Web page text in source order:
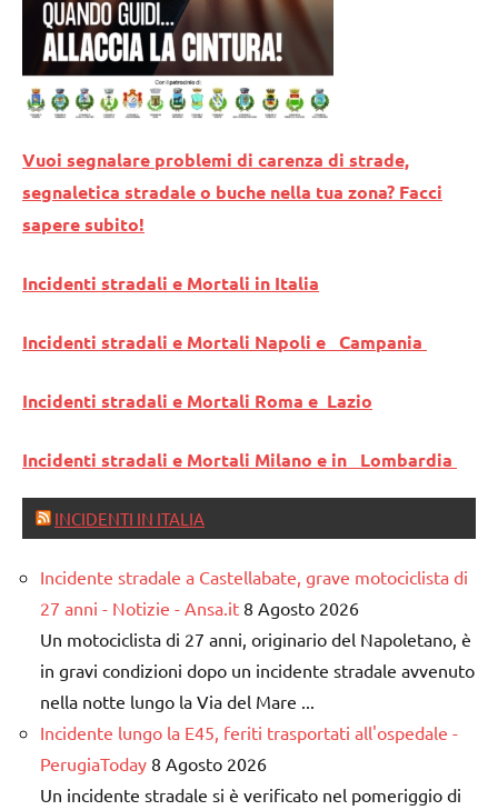
Vuoi segnalare problemi di carenza di strade,
segnaletica stradale o buche nella tua zona? Facci
sapere subito!
Incidenti stradali e Mortali in Italia
Incidenti stradali e Mortali Napoli e Campania
Incidenti stradali e Mortali Roma e Lazio
Incidenti stradali e Mortali Milano e in Lombardia
INCIDENTI IN ITALIA
Incidente stradale a Castellabate, grave motociclista di
27 anni - Notizie - Ansa.it 8 Agosto 2026
Un motociclista di 27 anni, originario del Napoletano, è
in gravi condizioni dopo un incidente stradale avvenuto
nella notte lungo la Via del Mare ...
Incidente lungo la E45, feriti trasportati all'ospedale -
PerugiaToday 8 Agosto 2026
Un incidente stradale si è verificato nel pomeriggio di